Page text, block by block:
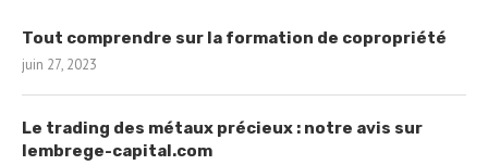
Tout comprendre sur la formation de copropriété
juin 27, 2023
Le trading des métaux précieux : notre avis sur
lembrege-capital.com